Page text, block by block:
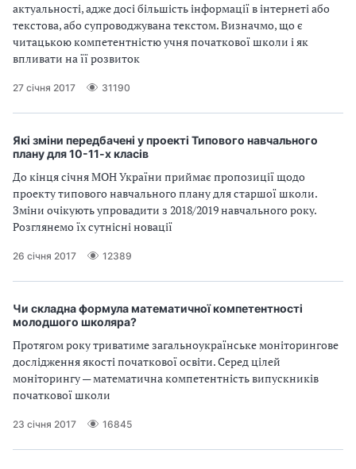
актуальності, адже досі більшість інформації в інтернеті або
текстова, або супроводжувана текстом. Визначмо, що є
читацькою компетентністю учня початкової школи і як
впливати на її розвиток
27 січня 2017 31190
Які зміни передбачені у проекті Типового навчального
плану для 10-11-х класів
До кінця січня МОН України приймає пропозиції щодо
проекту типового навчального плану для старшої школи.
Зміни очікують упровадити з 2018/2019 навчального року.
Розглянемо їх сутнісні новації
26 січня 2017 12389
Чи складна формула математичної компетентності
молодшого школяра?
Протягом року триватиме загальноукраїнське моніторингове
дослідження якості початкової освіти. Серед цілей
моніторингу — математична компетентність випускників
початкової школи
23 січня 2017 16845